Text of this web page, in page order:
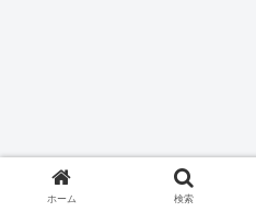
ホーム 検索